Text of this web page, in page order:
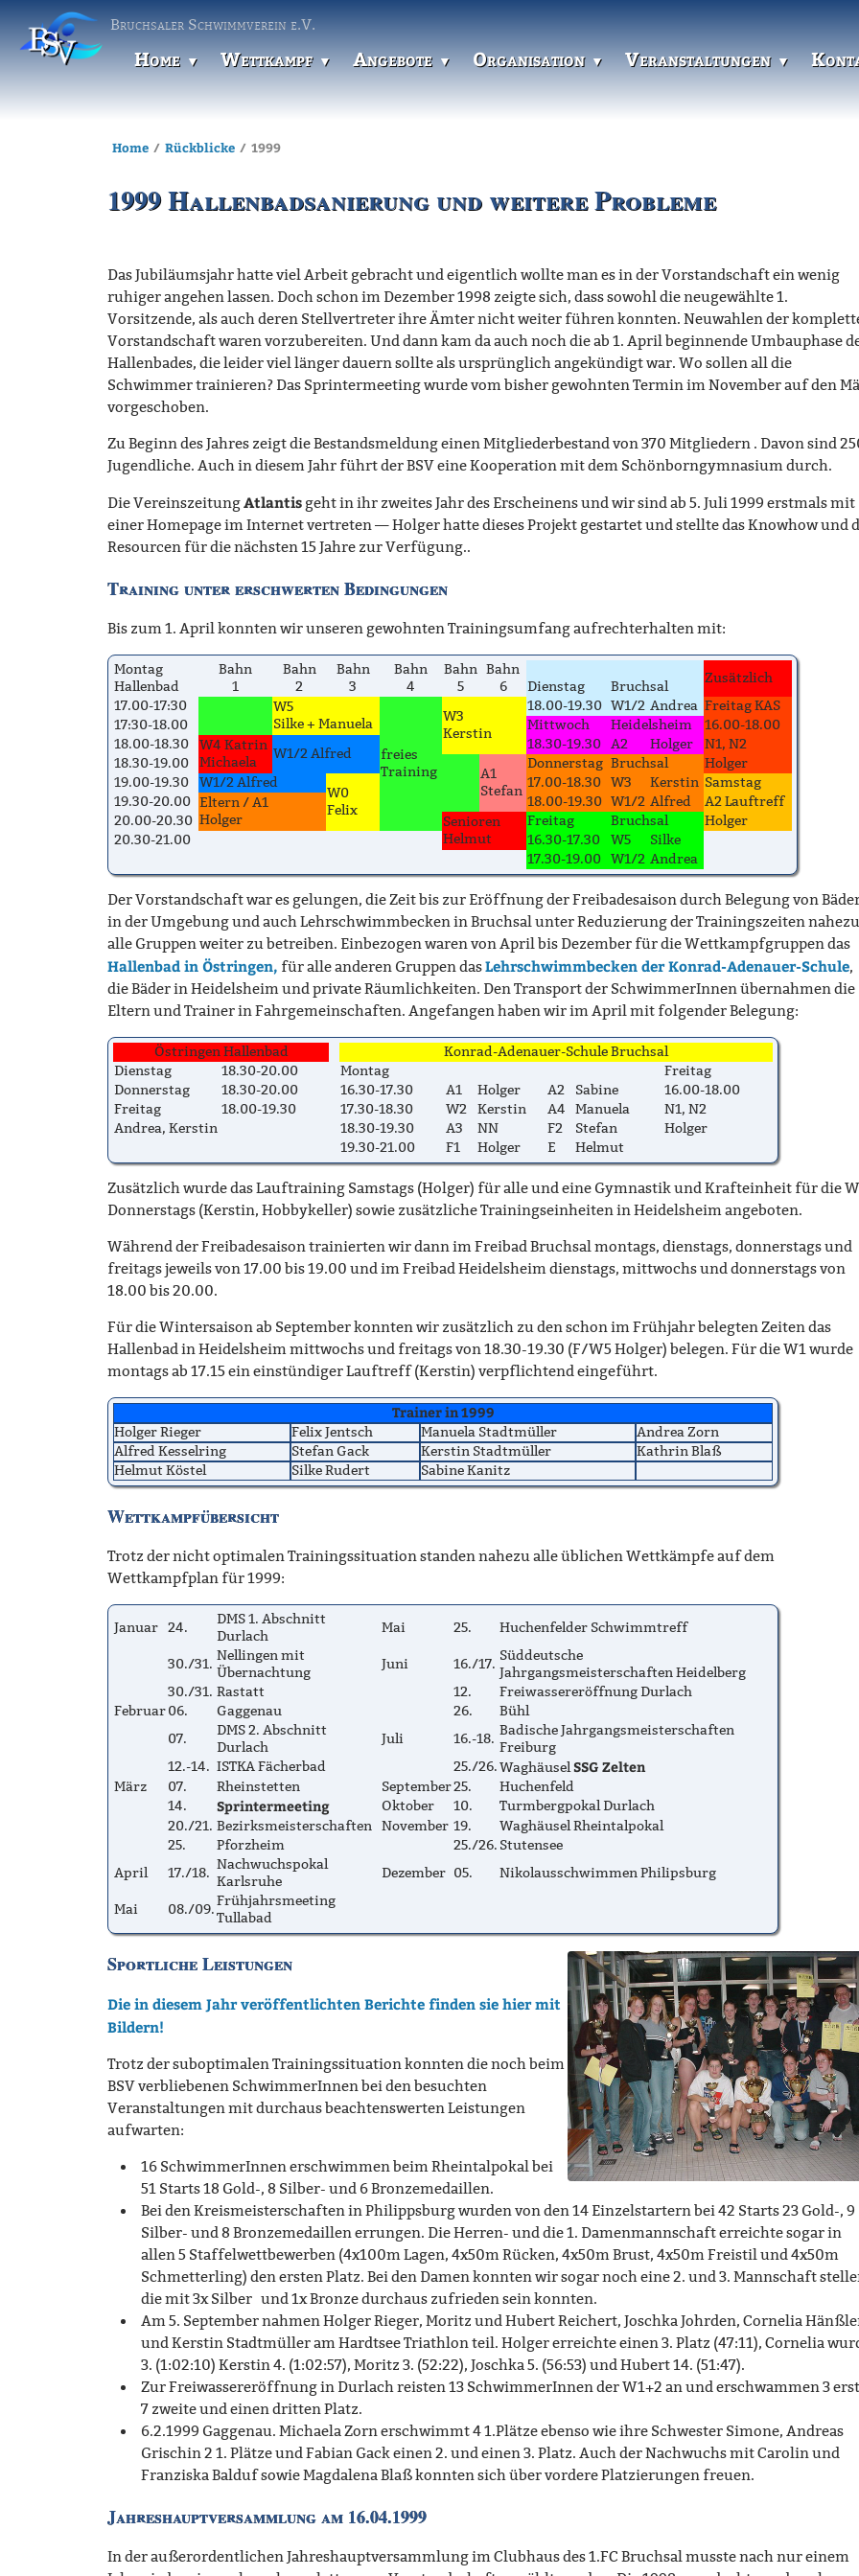
Bruchsaler Schwimmverein e.V.
Home Wettkampf Angebote Organisation Veranstaltungen
Home Rückblicke 1999
1999 Hallenbadsanierung und weitere Probleme
Das Jubiläumsjahr hatte viel Arbeit gebracht und eigentlich wollte man es in der Vorstandschaft ein wenig
ruhiger angehen lassen. Doch schon im Dezember 1998 zeigte sich, dass sowohl die neugewählte 1.
Vorsitzende, als auch deren Stellvertreter ihre Ämter nicht weiter führen konnten. Neuwahlen der
Vorstandschaft waren vorzubereiten. Und dann kam da auch noch die ab 1. April beginnende Umbauphase
Hallenbades, die leider viel länger dauern sollte als ursprünglich angekündigt war. Wo sollen all die
Schwimmer trainieren? Das Sprintermeeting wurde vom bisher gewohnten Termin im November auf den
vorgeschoben.
Zu Beginn des Jahres zeigt die Bestandsmeldung einen Mitgliederbestand von 370 Mitgliedern . Davon sind
Jugendliche. Auch in diesem Jahr führt der BSV eine Kooperation mit dem Schönborngymnasium durch.
Die VereinszeitungAtlantis geht in ihr zweites Jahr des Erscheinens und wir sind ab 5. Juli 1999 erstmals mit
einer Homepage im Internet vertreten — Holger hatte dieses Projekt gestartet und stellte das Knowhow und
Resourcen für die nächsten 15 Jahre zur Verfügung..
Training unter erschwerten Bedingungen
Bis zum 1. April konnten wir unseren gewohnten Trainingsumfang aufrechterhalten mit:
Montag
Hallenbad
Bahn
1
Bahn
2
Bahn
3
Bahn
4
Bahn
5
Bahn
6
Dienstag Bruchsal
Zusätzlich
17.00-17:30
W5
Silke + Manuela
freies
Training
W3
Kerstin
18.00-19.30 W1/2 Andrea Freitag KAS
17:30-18.00
Mittwoch Heidelsheim
16.00-18.00
18.00-18.30
W4 Katrin
Michaela
W1/2 Alfred
18.30-19.30 A2 Holger
N1, N2
18.30-19.00
A1
Stefan
Donnerstag Bruchsal
Holger
19.00-19.30
W1/2 Alfred
W0
Felix
17.00-18.30 W3 Kerstin Samstag
19.30-20.00 Eltern / A1
Holger
18.00-19.30 W1/2 Alfred
A2 Lauftreff
20.00-20.30
Senioren
Helmut
Freitag Bruchsal
Holger
20.30-21.00
16.30-17.30 W5
Silke
17.30-19.00 W1/2 Andrea
Der Vorstandschaft war es gelungen, die Zeit bis zur Eröffnung der Freibadesaison durch Belegung von
in der Umgebung und auch Lehrschwimmbecken in Bruchsal unter Reduzierung der Trainingszeiten nahezu
alle Gruppen weiter zu betreiben. Einbezogen waren von April bis Dezember für die Wettkampfgruppen das
Hallenbad in Östringen, für alle anderen Gruppen dasLehrschwimmbecken der Konrad-Adenauer-Schule,
die Bäder in Heidelsheim und private Räumlichkeiten. Den Transport der SchwimmerInnen übernahmen die
Eltern und Trainer in Fahrgemeinschaften. Angefangen haben wir im April mit folgender Belegung:
Östringen Hallenbad
Konrad-Adenauer-Schule Bruchsal
Dienstag
18.30-20.00 Montag
Freitag
Donnerstag
18.30-20.00 16.30-17.30 A1 Holger A2 Sabine
16.00-18.00
Freitag
18.00-19.30 17.30-18.30 W2 Kerstin A4 Manuela
N1, N2
Andrea, Kerstin
18.30-19.30 A3 NN F2 Stefan
Holger
19.30-21.00
F1 Holger E Helmut
Zusätzlich wurde das Lauftraining Samstags (Holger) für alle und eine Gymnastik und Krafteinheit für die
Donnerstags (Kerstin, Hobbykeller) sowie zusätzliche Trainingseinheiten in Heidelsheim angeboten.
Während der Freibadesaison trainierten wir dann im Freibad Bruchsal montags, dienstags, donnerstags und
freitags jeweils von 17.00 bis 19.00 und im Freibad Heidelsheim dienstags, mittwochs und donnerstags von
18.00 bis 20.00.
Für die Wintersaison ab September konnten wir zusätzlich zu den schon im Frühjahr belegten Zeiten das
Hallenbad in Heidelsheim mittwochs und freitags von 18.30-19.30 (F/W5 Holger) belegen. Für die W1 wurde
montags ab 17.15 ein einstündiger Lauftreff (Kerstin) verpflichtend eingeführt.
Trainer in 1999
Holger Rieger Felix Jentsch Manuela Stadtmüller
Andrea Zorn
Alfred Kesselring
Stefan Gack Kerstin Stadtmüller
Kathrin Blaß
Helmut Köstel
Silke Rudert Sabine Kanitz
Wettkampfübersicht
Trotz der nicht optimalen Trainingssituation standen nahezu alle üblichen Wettkämpfe auf dem
Wettkampfplan für 1999:
Januar 24.
DMS 1. Abschnitt
Durlach
Mai 25. Huchenfelder Schwimmtreff
30./31.
Nellingen mit
Übernachtung
Juni 16./17.
Süddeutsche
Jahrgangsmeisterschaften Heidelberg
30./31. Rastatt 12.
Freiwassereröffnung Durlach
Februar06. Gaggenau 26.
Bühl
07.
DMS 2. Abschnitt
Durlach
Juli 16.-18.
Badische Jahrgangsmeisterschaften
Freiburg
12.-14. ISTKA Fächerbad 25./26.WaghäuselSSG Zelten
März 07. Rheinstetten September25.
Huchenfeld
14.
Sprintermeeting Oktober 10.
Turmbergpokal Durlach
20./21. Bezirksmeisterschaften November 19.
Waghäusel Rheintalpokal
25.
Pforzheim 25./26. Stutensee
April
17./18.
Nachwuchspokal
Karlsruhe
Dezember 05. Nikolausschwimmen Philipsburg
Mai 08./09.
Frühjahrsmeeting
Tullabad
Sportliche Leistungen
Die in diesem Jahr veröffentlichten Berichte finden sie hier mit
Bildern!
Trotz der suboptimalen Trainingssituation konnten die noch beim
BSV verbliebenen SchwimmerInnen bei den besuchten
Veranstaltungen mit durchaus beachtenswerten Leistungen
aufwarten:
16 SchwimmerInnen erschwimmen beim Rheintalpokal bei
51 Starts 18 Gold-, 8 Silber- und 6 Bronzemedaillen.
Bei den Kreismeisterschaften in Philippsburg wurden von den 14 Einzelstartern bei 42 Starts 23 Gold-, 9
Silber- und 8 Bronzemedaillen errungen. Die Herren- und die 1. Damenmannschaft erreichte sogar in
allen 5 Staffelwettbewerben (4x100m Lagen, 4x50m Rücken, 4x50m Brust, 4x50m Freistil und 4x50m
Schmetterling) den ersten Platz. Bei den Damen konnten wir sogar noch eine 2. und 3. Mannschaft
die mit 3x Silber und 1x Bronze durchaus zufrieden sein konnten.
Am 5. September nahmen Holger Rieger, Moritz und Hubert Reichert, Joschka Johrden, Cornelia
und Kerstin Stadtmüller am Hardtsee Triathlon teil. Holger erreichte einen 3. Platz (47:11), Cornelia
3. (1:02:10) Kerstin 4. (1:02:57), Moritz 3. (52:22), Joschka 5. (56:53) und Hubert 14. (51:47).
Zur Freiwassereröffnung in Durlach reisten 13 SchwimmerInnen der W1+2 an und erschwammen 3
7 zweite und einen dritten Platz.
6.2.1999 Gaggenau. Michaela Zorn erschwimmt 4 1.Plätze ebenso wie ihre Schwester Simone, Andreas
Grischin 2 1. Plätze und Fabian Gack einen 2. und einen 3. Platz. Auch der Nachwuchs mit Carolin und
Franziska Balduf sowie Magdalena Blaß konnten sich über vordere Platzierungen freuen.
Jahreshauptversammlung am 16.04.1999
In der außerordentlichen Jahreshauptversammlung im Clubhaus des 1.FC Bruchsal musste nach nur einem